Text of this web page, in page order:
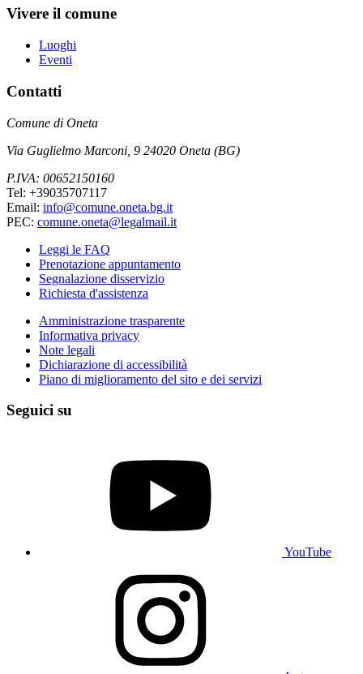
Vivere il comune
Luoghi
Eventi
Contatti
Comune di Oneta
Via Guglielmo Marconi, 9 24020 Oneta (BG)
P.IVA: 00652150160
Tel: +39035707117
Email: info@comune.oneta.bg.it
PEC: comune.oneta@legalmail.it
Leggi le FAQ
Prenotazione appuntamento
Segnalazione disservizio
Richiesta d'assistenza
Amministrazione trasparente
Informativa privacy
Note legali
Dichiarazione di accessibilità
Piano di miglioramento del sito e dei servizi
Seguici su
YouTube